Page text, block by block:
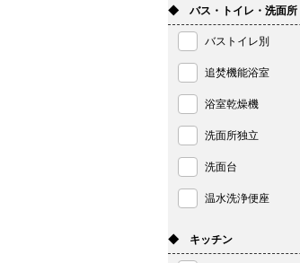
◆ バス・トイレ・洗面所
バストイレ別
追焚機能浴室
浴室乾燥機
洗面所独立
洗面台
温水洗浄便座
◆ キッチン